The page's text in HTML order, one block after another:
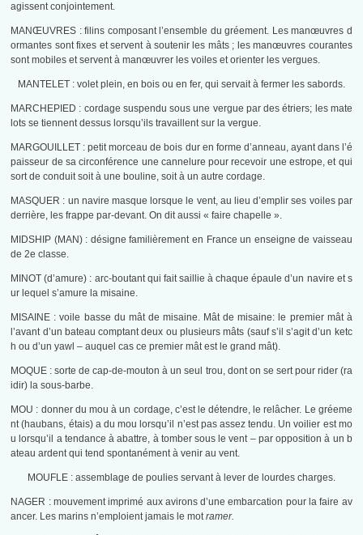
agissent conjointement.
MANŒUVRES : filins composant l’ensemble du gréement. Les manœuvres d
or­mantes sont fixes et servent à soutenir les mâts ; les manœuvres courantes
sont mobiles et servent à manœuvrer les voiles et orienter les vergues.
MANTELET : volet plein, en bois ou en fer, qui servait à fermer les sabords.
MARCHEPIED : cordage suspendu sous une vergue par des étriers; les mate
lots se tiennent dessus lorsqu’ils travaillent sur la vergue.
MARGOUILLET : petit morceau de bois dur en forme d’anneau, ayant dans l’é
paisseur de sa circonférence une cannelure pour recevoir une estrope, et qui
sort de conduit soit à une bouline, soit à un autre cordage.
MASQUER : un navire masque lorsque le vent, au lieu d’emplir ses voiles par
derrière, les frappe par-devant. On dit aussi « faire chapelle ».
MIDSHIP (MAN) : désigne familièrement en France un enseigne de vaisseau
de 2e classe.
MINOT (d’amure) : arc-boutant qui fait saillie à chaque épaule d’un navire et s
ur lequel s’amure la misaine.
MISAINE : voile basse du mât de misaine. Mât de misaine: le premier mât à
l’avant d’un bateau comptant deux ou plusieurs mâts (sauf s’il s’agit d’un ketc
h ou d’un yawl – auquel cas ce premier mât est le grand mât).
MOQUE : sorte de cap-de-mouton à un seul trou, dont on se sert pour rider (ra
idir) la sous-barbe.
MOU : donner du mou à un cordage, c’est le détendre, le relâcher. Le gréeme
nt (haubans, étais) a du mou lorsqu’il n’est pas assez tendu. Un voilier est mo
u lorsqu’il a tendance à abattre, à tomber sous le vent – par opposition à un b
ateau ardent qui tend spontanément à venir au vent.
MOUFLE : assemblage de poulies servant à lever de lourdes charges.
NAGER : mouvement imprimé aux avirons d’une embarcation pour la faire av
ancer. Les marins n’emploient jamais le motramer.